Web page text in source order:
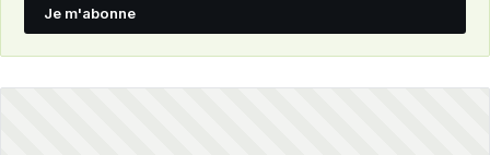
Je m'abonne